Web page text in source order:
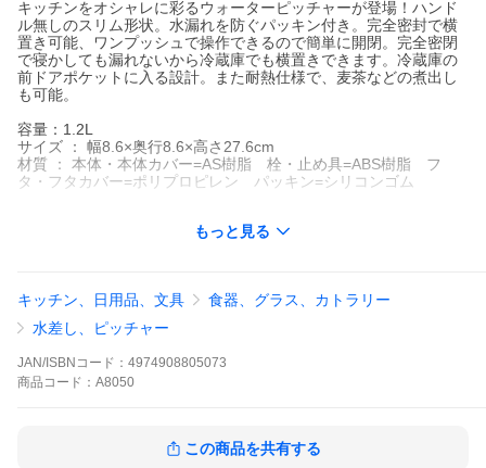
キッチンをオシャレに彩るウォーターピッチャーが登場！ハンド
ル無しのスリム形状。水漏れを防ぐパッキン付き。完全密封で横
置き可能、ワンプッシュで操作できるので簡単に開閉。完全密閉
で寝かしても漏れないから冷蔵庫でも横置きできます。冷蔵庫の
前ドアポケットに入る設計。また耐熱仕様で、麦茶などの煮出し
も可能。
容量：1.2L
サイズ ： 幅8.6×奥行8.6×高さ27.6cm
材質 ： 本体・本体カバー=AS樹脂 栓・止め具=ABS樹脂 フ
タ・フタカバー=ポリプロピレン パッキン=シリコンゴム
季節のオススメ
もっと見る
キッチン、日用品、文具
食器、グラス、カトラリー
水差し、ピッチャー
JAN/ISBNコード： 4974908805073
商品 コード： A8050
この商品を共有する